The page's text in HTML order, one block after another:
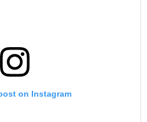
on Instagram